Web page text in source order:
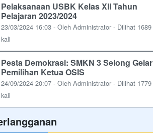
Pelaksanaan USBK Kelas XII Tahun
Pelajaran 2023/2024
23/03/2024 16:03 - Oleh Administrator - Dilihat 1689
kali
Pesta Demokrasi: SMKN 3 Selong Gelar
Pemilihan Ketua OSIS
24/09/2024 20:07 - Oleh Administrator - Dilihat 1779
kali